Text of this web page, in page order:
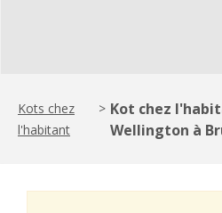
Kots chez
l'habitant
> Kot chez
Wellington à